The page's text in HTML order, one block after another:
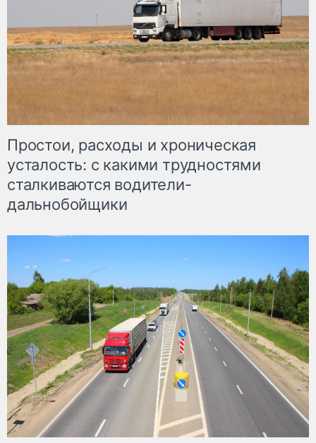
Простои, расходы и хроническая
усталость: с какими трудностями
сталкиваются водители-
дальнобойщики